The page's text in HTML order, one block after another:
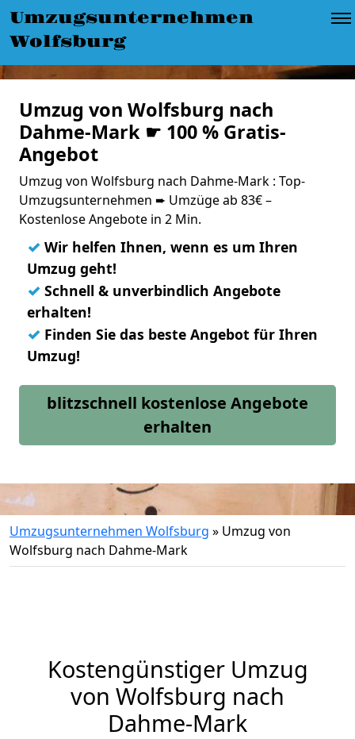
Umzugsunternehmen
Wolfsburg
Umzug von Wolfsburg nach
Dahme-Mark ☛ 100 % Gratis-
Angebot
Umzug von Wolfsburg nach Dahme-Mark : Top-
Umzugsunternehmen ➨ Umzüge ab 83€ –
Kostenlose Angebote in 2 Min.
✓ Wir helfen Ihnen, wenn es um Ihren
Umzug geht!
✓ Schnell & unverbindlich Angebote
erhalten!
✓ Finden Sie das beste Angebot für Ihren
Umzug!
blitzschnell kostenlose Angebote
erhalten
Umzugsunternehmen Wolfsburg » Umzug von
Wolfsburg nach Dahme-Mark
Kostengünstiger Umzug
von Wolfsburg nach
Dahme-Mark